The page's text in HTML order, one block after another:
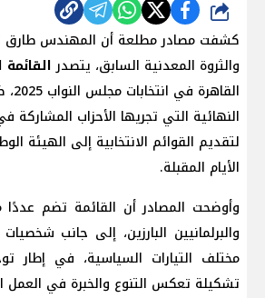
شارك
كشفت مصادر مطلعة أن المهندس طارق
والثروة المعدنية السابق، يتصدر
النهائية التي تجريها الأحزاب المشاركة
لتقديم القوائم الانتخابية إلى الهيئة
الأيام المقبلة.
وأوضحت المصادر أن القائمة تضم عددًا
والبرلمانيين البارزين، إلى جانب
مختلف التيارات السياسية، في إطار
تشكيلة تعكس التنوع والخبرة في العمل